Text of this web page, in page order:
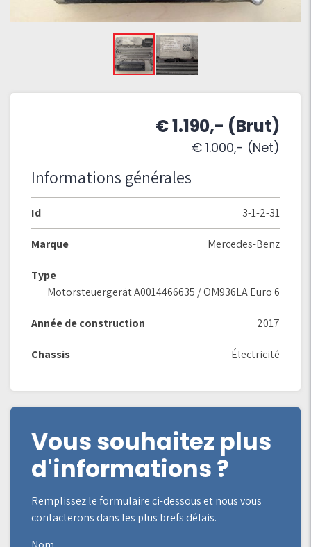
€ 1.190,- (Brut)
€ 1.000,- (Net)
Informations générales
Id 3-1-2-31
Marque Mercedes-Benz
Type
Motorsteuergerät A0014466635 / OM936LA Euro 6
Année de construction 2017
Chassis Électricité
Vous souhaitez plus
d'informations ?
Remplissez le formulaire ci-dessous et nous vous
contacterons dans les plus brefs délais.